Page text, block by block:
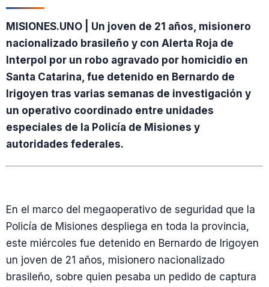
MISIONES.UNO | Un joven de 21 años, misionero
nacionalizado brasileño y con Alerta Roja de
Interpol por un robo agravado por homicidio en
Santa Catarina, fue detenido en Bernardo de
Irigoyen tras varias semanas de investigación y
un operativo coordinado entre unidades
especiales de la Policía de Misiones y
autoridades federales.
En el marco del megaoperativo de seguridad que la
Policía de Misiones despliega en toda la provincia,
este miércoles fue detenido en Bernardo de Irigoyen
un joven de 21 años, misionero nacionalizado
brasileño, sobre quien pesaba un pedido de captura